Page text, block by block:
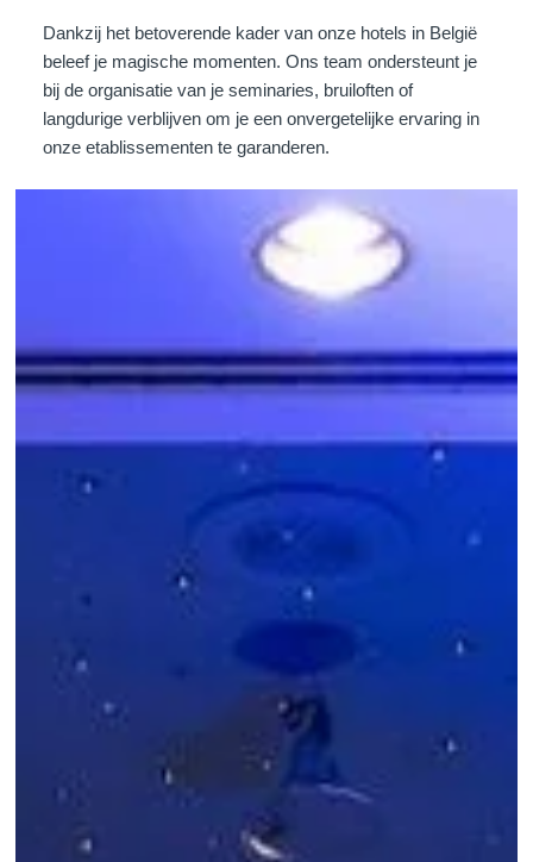
Dankzij het betoverende kader van onze hotels in België
beleef je magische momenten. Ons team ondersteunt je
bij de organisatie van je seminaries, bruiloften of
langdurige verblijven om je een onvergetelijke ervaring in
onze etablissementen te garanderen.